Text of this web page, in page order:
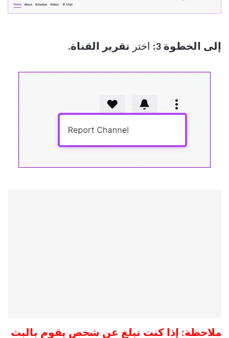
إلى الخطوة 3: اختر تقرير القناة.
ملاحظة: إذا كنت تبلغ عن شخص يقوم بالبث